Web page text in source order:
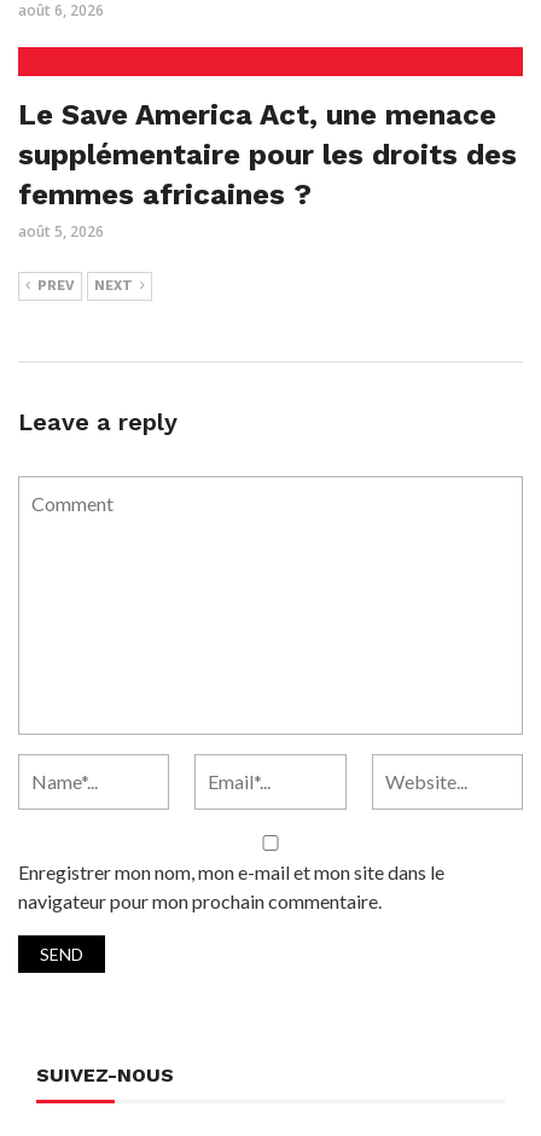
août 6, 2026
Le Save America Act, une menace
supplémentaire pour les droits des
femmes africaines ?
août 5, 2026
PREV NEXT
Leave a reply
Enregistrer mon nom, mon e-mail et mon site dans le
navigateur pour mon prochain commentaire.
SUIVEZ-NOUS